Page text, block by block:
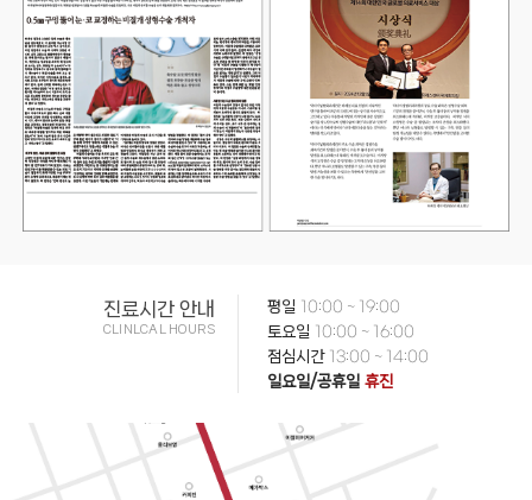
진료시간 안내
CLINLCAL HOURS
평일 10:00 ~ 19:00
토요일 10:00 ~ 16:00
점심시간 13:00 ~ 14:00
일요일/공휴일 휴진